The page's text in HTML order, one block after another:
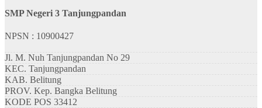
SMP Negeri 3 Tanjungpandan
NPSN : 10900427
Jl. M. Nuh Tanjungpandan No 29
KEC. Tanjungpandan
KAB. Belitung
PROV. Kep. Bangka Belitung
KODE POS 33412